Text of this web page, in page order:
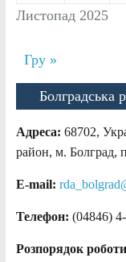
Листопад 2025
Гру »
Болградська
Адреса: 68702,
район, м. Болград,
E-mail:
Телефон: (04846)
Розпорядок